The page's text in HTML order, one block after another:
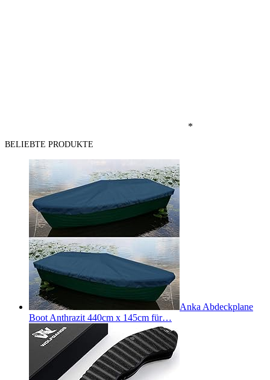
*
BELIEBTE PRODUKTE
Anka Abdeckplane
Boot Anthrazit 440cm x 145cm für…